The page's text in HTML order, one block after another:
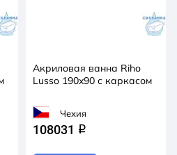
Акриловая ванна Riho
Lusso 190x90 с каркасом
Чехия
108031 q